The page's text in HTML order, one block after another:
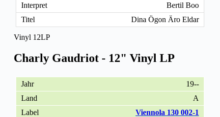
Bertil Boo
Dina Ögon Äro Eldar
Vinyl 12LP
Charly Gaudriot - 12" Vinyl LP
19--
A
Viennola 130 002-1